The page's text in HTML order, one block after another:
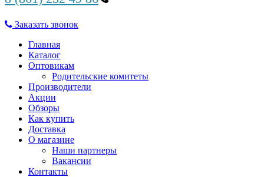
Заказать звонок
Главная
Каталог
Оптовикам
Родительские комитеты
Производители
Акции
Обзоры
Как купить
Доставка
О магазине
Наши партнеры
Вакансии
Контакты